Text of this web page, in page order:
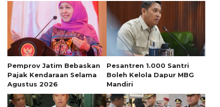
Pemprov Jatim Bebaskan
Pajak Kendaraan Selama
Agustus 2026
Pesantren 1.000 Santri
Boleh Kelola Dapur MBG
Mandiri